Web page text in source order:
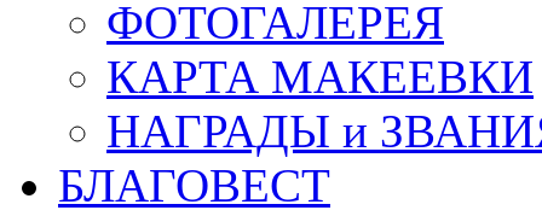
ФОТОГАЛЕРЕЯ
КАРТА МАКЕЕВКИ
НАГРАДЫ и
БЛАГОВЕСТ